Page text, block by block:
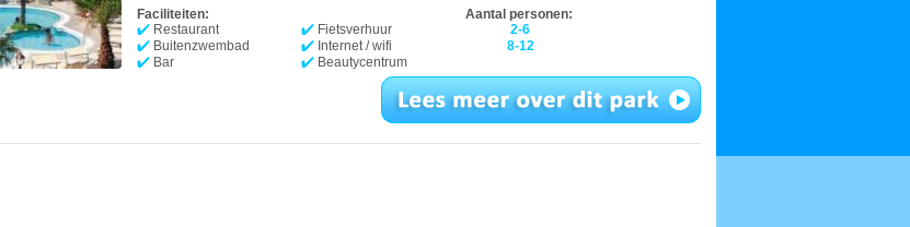
Faciliteiten:
Restaurant
Fietsverhuur
Buitenzwembad
Internet / wifi
Bar
Beautycentrum
Aantal personen:
2-6
8-12